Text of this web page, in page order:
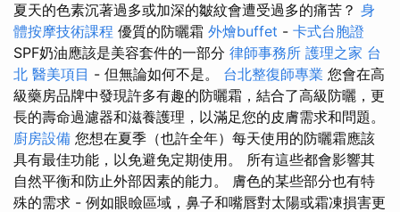
夏天的色素沉著過多或加深的皺紋會遭受過多的痛苦？ 身
體按摩技術課程 優質的防曬霜 外燴buffet - 卡式台胞證
SPF奶油應該是美容套件的一部分 律師事務所 護理之家 台
北 醫美項目 - 但無論如何不是。 台北整復師專業 您會在高
級藥房品牌中發現許多有趣的防曬霜，結合了高級防曬，更
長的壽命過濾器和滋養護理，以滿足您的皮膚需求和問題。
廚房設備 您想在夏季（也許全年）每天使用的防曬霜應該
具有最佳功能，以免避免定期使用。 所有這些都會影響其
自然平衡和防止外部因素的能力。 膚色的某些部分也有特
殊的需求 - 例如眼瞼區域，鼻子和嘴唇對太陽或霜凍損害更